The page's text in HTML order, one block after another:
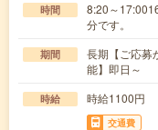
時間
8:20～
分です。
期間
長期【ご応募
能】即日～
時給 時給1100円
交通費